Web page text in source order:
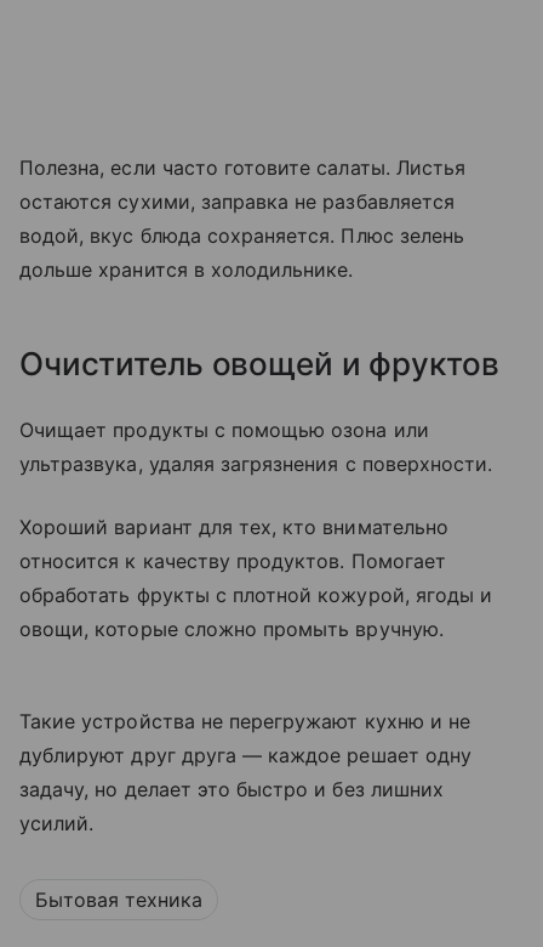
Полезна, если часто готовите салаты. Листья
остаются сухими, заправка не разбавляется
водой, вкус блюда сохраняется. Плюс зелень
дольше хранится в холодильнике.
Очиститель овощей и фруктов
Очищает продукты с помощью озона или
ультразвука, удаляя загрязнения с поверхности.
Хороший вариант для тех, кто внимательно
относится к качеству продуктов. Помогает
обработать фрукты с плотной кожурой, ягоды и
овощи, которые сложно промыть вручную.
Такие устройства не перегружают кухню и не
дублируют друг друга — каждое решает одну
задачу, но делает это быстро и без лишних
усилий.
Бытовая техника